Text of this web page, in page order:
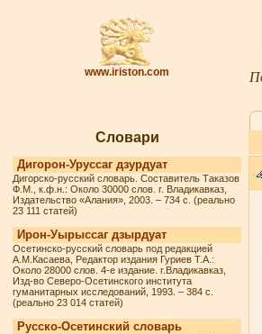
www.iriston.com
Словари
Дигорон-Уруссаг дзурдуат
Дигорско-русский словарь. Составитель Таказов
Ф.М., к.ф.н.: Около 30000 слов. г. Владикавказ,
Издательство «Алания», 2003. – 734 с. (реально
23 111 статей)
Ирон-Уырыссаг дзырдуат
Осетинско-русский словарь под редакцией
А.М.Касаева, Редактор издания Гуриев Т.А.:
Около 28000 слов. 4-е издание. г.Владикавказ,
Изд-во Северо-Осетинского института
гуманитарных исследований, 1993. – 384 с.
(реально 23 014 статей)
Русско-Осетинский словарь